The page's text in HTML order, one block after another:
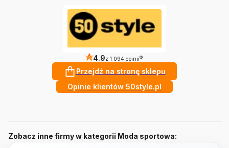
4.9z 1 094 opinii ?
Przejdź na stronę sklepu
Opinie klientów 50style.pl
Zobacz inne firmy w kategorii Moda sportowa: